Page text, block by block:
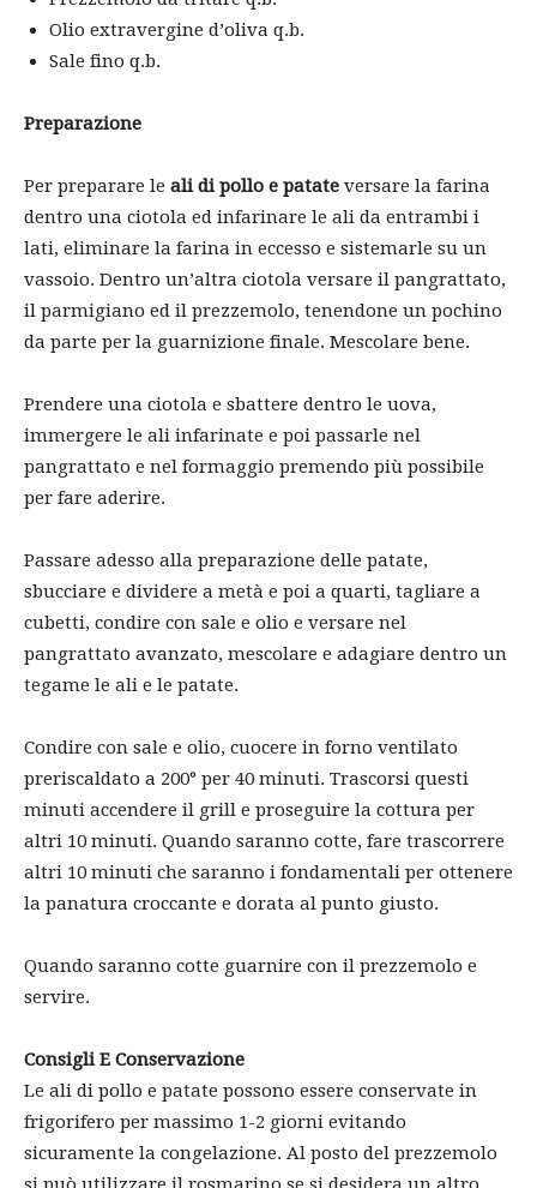
Olio extravergine d’oliva q.b.
Sale fino q.b.
Preparazione
Per preparare le ali di pollo e patate versare la farina
dentro una ciotola ed infarinare le ali da entrambi i
lati, eliminare la farina in eccesso e sistemarle su un
vassoio. Dentro un’altra ciotola versare il pangrattato,
il parmigiano ed il prezzemolo, tenendone un pochino
da parte per la guarnizione finale. Mescolare bene.
Prendere una ciotola e sbattere dentro le uova,
immergere le ali infarinate e poi passarle nel
pangrattato e nel formaggio premendo più possibile
per fare aderire.
Passare adesso alla preparazione delle patate,
sbucciare e dividere a metà e poi a quarti, tagliare a
cubetti, condire con sale e olio e versare nel
pangrattato avanzato, mescolare e adagiare dentro un
tegame le ali e le patate.
Condire con sale e olio, cuocere in forno ventilato
preriscaldato a 200° per 40 minuti. Trascorsi questi
minuti accendere il grill e proseguire la cottura per
altri 10 minuti. Quando saranno cotte, fare trascorrere
altri 10 minuti che saranno i fondamentali per ottenere
la panatura croccante e dorata al punto giusto.
Quando saranno cotte guarnire con il prezzemolo e
servire.
Consigli E Conservazione
Le ali di pollo e patate possono essere conservate in
frigorifero per massimo 1-2 giorni evitando
sicuramente la congelazione. Al posto del prezzemolo